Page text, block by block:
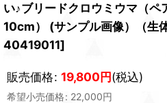
い♪ブリードクロウミウマ（
10cm） (サンプル画像）（生
40419011]
販売価格: 19,800円(税込)
希望小売価格: 22,000円